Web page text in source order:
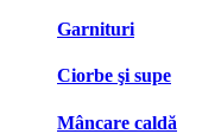
Garnituri
Ciorbe şi supe
Mâncare caldă